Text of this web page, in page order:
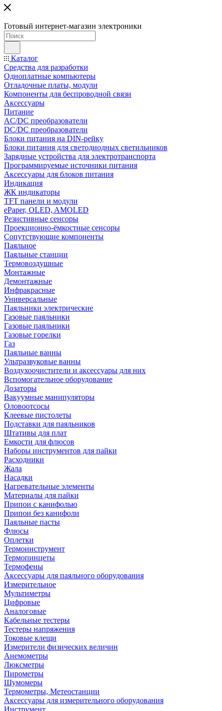
Готовый интернет-магазин электроники
Каталог
Средства для разработки
Одноплатные компьютеры
Отладочные платы, модули
Компоненты для беспроводной связи
Аксессуары
Питание
AC/DC преобразователи
DC/DC преобразователи
Блоки питания на DIN-рейку
Блоки питания для светодиодных светильников
Зарядные устройства для электротранспорта
Программируемые источники питания
Аксессуары для блоков питания
Индикация
ЖК индикаторы
TFT панели и модули
ePaper, OLED, AMOLED
Резистивные сенсоры
Проекционно-ёмкостные сенсоры
Сопутствующие компоненты
Паяльное
Паяльные станции
Термовоздушные
Монтажные
Демонтажные
Инфракрасные
Универсальные
Паяльники электрические
Газовые паяльники
Газовые паяльники
Газовые горелки
Газ
Паяльные ванны
Ультразвуковые ванны
Воздухоочистители и аксессуары для них
Вспомогательное оборудование
Дозаторы
Вакуумные манипуляторы
Оловоотсосы
Клеевые пистолеты
Подставки для паяльников
Штативы для плат
Емкости для флюсов
Наборы инструментов для пайки
Расходники
Жала
Насадки
Нагревательные элементы
Материалы для пайки
Припои с канифолью
Припои без канифоли
Паяльные пасты
Флюсы
Оплетки
Термоинструмент
Термопинцеты
Термофены
Аксессуары для паяльного оборудования
Измерительное
Мультиметры
Цифровые
Аналоговые
Кабельные тестеры
Тестеры напряжения
Токовые клещи
Измерители физических величин
Анемометры
Люксметры
Пирометры
Шумомеры
Термометры, Метеостанции
Аксессуары для измерительного оборудования
Инструмент